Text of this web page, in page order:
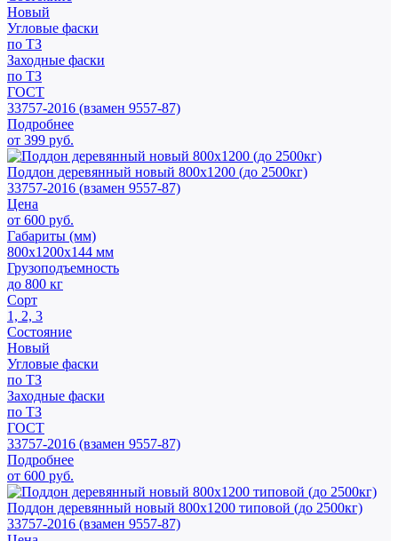
Новый
Угловые фаски
по ТЗ
Заходные фаски
по ТЗ
ГОСТ
33757-2016 (взамен 9557-87)
Подробнее
от 399 руб.
Поддон деревянный новый 800х1200 (до 2500кг)
33757-2016 (взамен 9557-87)
Цена
от 600 руб.
Габариты (мм)
800х1200х144 мм
Грузоподъемность
до 800 кг
Сорт
1, 2, 3
Состояние
Новый
Угловые фаски
по ТЗ
Заходные фаски
по ТЗ
ГОСТ
33757-2016 (взамен 9557-87)
Подробнее
от 600 руб.
Поддон деревянный новый 800х1200 типовой (до 2500кг)
33757-2016 (взамен 9557-87)